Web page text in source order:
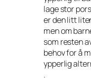
lage stor
er den litt
men om
som resten
behov for å
ypperlig
.